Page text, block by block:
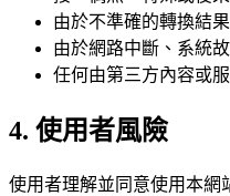
由於不準確的轉換結
由於網路中斷、系統
任何由第三方內容或
4. 使用者風險
使用者理解並同意使用本網